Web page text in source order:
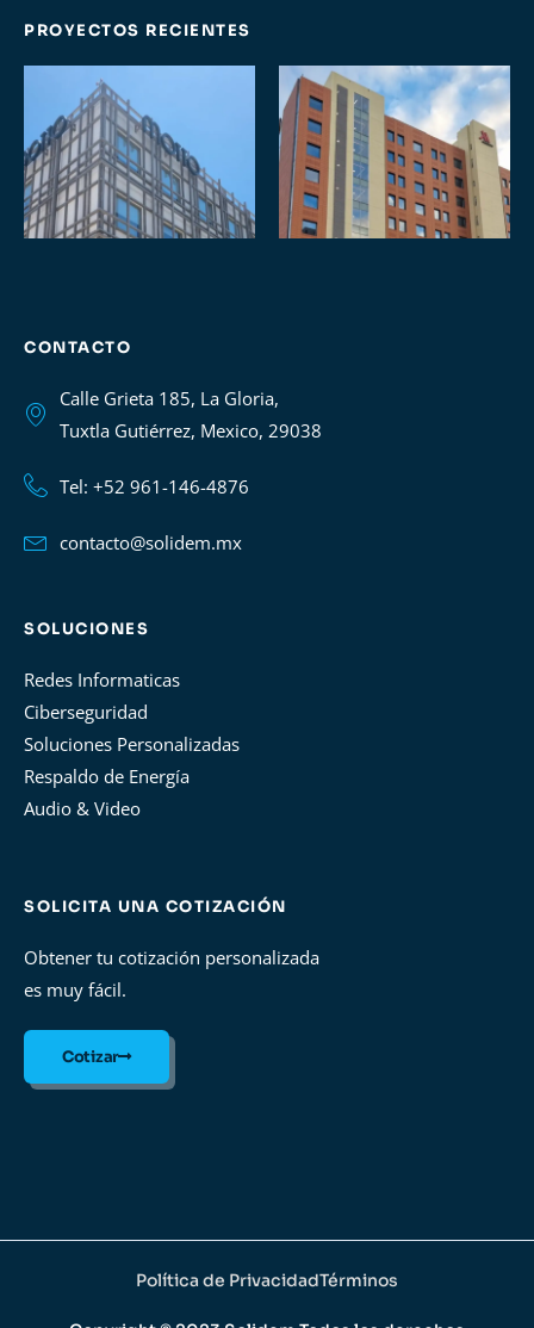
PROYECTOS RECIENTES
CONTACTO
Calle Grieta 185, La Gloria,
Tuxtla Gutiérrez, Mexico, 29038
Tel: +52 961-146-4876
contacto@solidem.mx
SOLUCIONES
Redes Informaticas
Ciberseguridad
Soluciones Personalizadas
Respaldo de Energía
Audio & Video
SOLICITA UNA COTIZACIÓN
Obtener tu cotización personalizada
es muy fácil.
Cotizar
Política de PrivacidadTérminos